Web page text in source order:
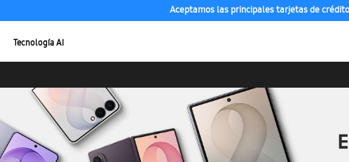
Aceptamos las principales tarjetas de
Tecnología AI